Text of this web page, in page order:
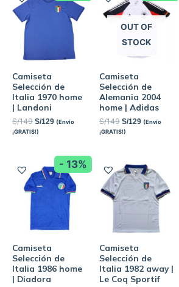
Camiseta
Selección de
Italia 1970 home
| Landoni
S/149 S/129 (Envío
¡GRATIS!)
OUT OF
STOCK
Camiseta
Selección de
Alemania 2004
home | Adidas
S/149 S/129 (Envío
¡GRATIS!)
- 13%
Camiseta
Selección de
Italia 1986 home
| Diadora
Camiseta
Selección de
Italia 1982 away |
Le Coq Sportif